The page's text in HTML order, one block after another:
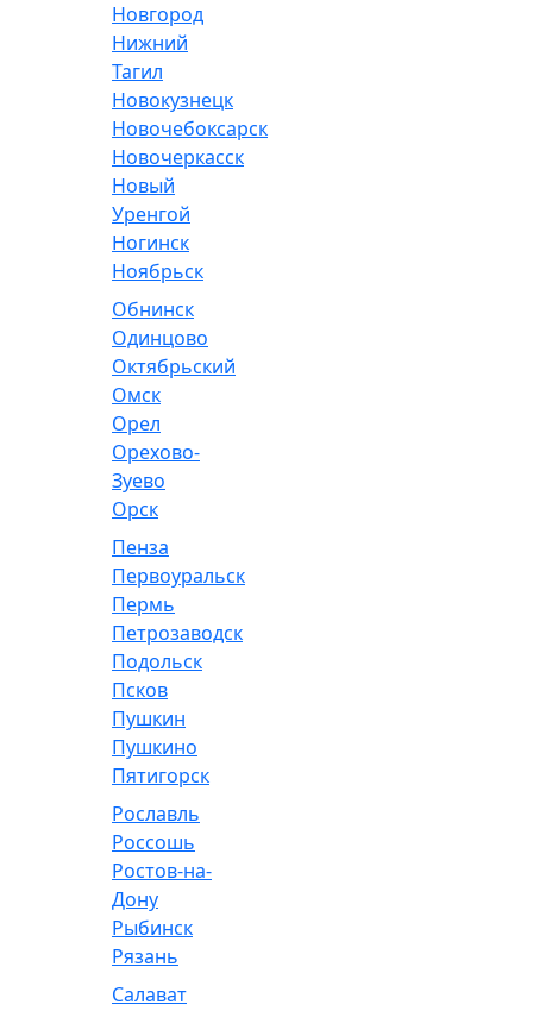
Новгород
Нижний
Тагил
Новокузнецк
Новочебоксарск
Новочеркасск
Новый
Уренгой
Ногинск
Ноябрьск
Обнинск
Одинцово
Октябрьский
Омск
Орел
Орехово-
Зуево
Орск
Пенза
Первоуральск
Пермь
Петрозаводск
Подольск
Псков
Пушкин
Пушкино
Пятигорск
Рославль
Россошь
Ростов-на-
Дону
Рыбинск
Рязань
Салават